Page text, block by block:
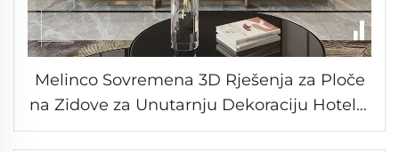
Melinco Sovremena 3D Rješenja za Ploče
na Zidove za Unutarnju Dekoraciju Hotela,
vile, Mramorna Ploča za Zidove